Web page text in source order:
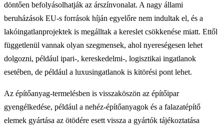
döntően befolyásolhatják az árszínvonalat. A nagy állami
beruházások EU-s források híján egyelőre nem indultak el, és a
lakóingatlanprojektek is megálltak a kereslet csökkenése miatt. Ettől
függetlenül vannak olyan szegmensek, ahol nyereségesen lehet
dolgozni, például ipari-, kereskedelmi-, logisztikai ingatlanok
esetében, de például a luxusingatlanok is kitörési pont lehet.
Az építőanyag-termelésben is visszaköszön az építőipar
gyengélkedése, például a nehéz-építőanyagok és a falazatépítő
elemek gyártása az ötödére esett vissza a gyártók tájékoztatása